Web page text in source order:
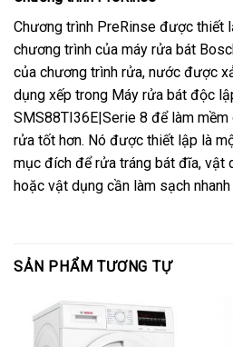
Chương trình PreRinse được thiết
chương trình của máy rửa bát
của chương trình rửa, nước được
dụng xếp trong Máy rửa bát độc
SMS88TI36E|Serie 8 để làm
rửa tốt hơn. Nó được thiết lập là
mục đích để rửa tráng bát đĩa, vật
hoặc vật dụng cần làm sạch
SẢN PHẨM TƯƠNG TỰ